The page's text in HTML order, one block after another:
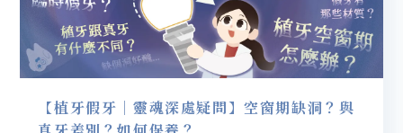
【植牙假牙｜靈魂深處疑問】空窗期缺洞？與